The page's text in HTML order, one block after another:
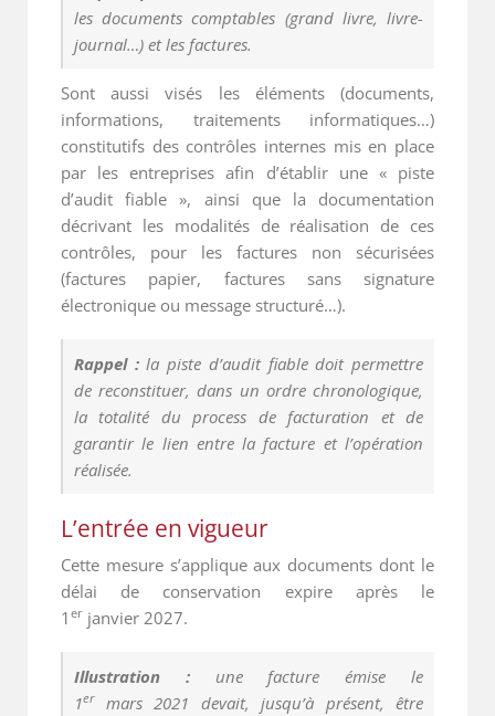
les documents comptables (grand livre, livre-
journal…) et les factures.
Sont aussi visés les éléments (documents,
informations, traitements informatiques…)
constitutifs des contrôles internes mis en place
par les entreprises afin d’établir une « piste
d’audit fiable », ainsi que la documentation
décrivant les modalités de réalisation de ces
contrôles, pour les factures non sécurisées
(factures papier, factures sans signature
électronique ou message structuré…).
Rappel :la piste d’audit fiable doit permettre
de reconstituer, dans un ordre chronologique,
la totalité du process de facturation et de
garantir le lien entre la facture et l’opération
réalisée.
L’entrée en vigueur
Cette mesure s’applique aux documents dont le
délai de conservation expire après le
1 er janvier 2027.
Illustration :une facture émise le
1ermars 2021 devait, jusqu’à présent, être